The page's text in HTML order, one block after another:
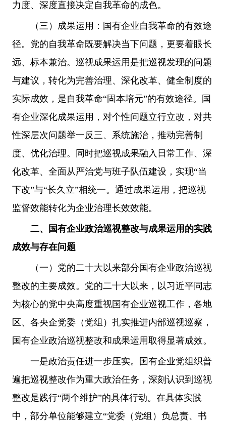
力度、深度直接决定自我革命的成色。
（三）成果运用：国有企业自我革命的有效途
径。党的自我革命既要解决当下问题，更要着眼长
远、标本兼治。巡视成果运用是把巡视发现的问题
与建议，转化为完善治理、深化改革、健全制度的
实际成效，是自我革命“固本培元”的有效途径。国
有企业深化成果运用，对个性问题立行立改，对共
性深层次问题举一反三、系统施治，推动完善制
度、优化治理。同时把巡视成果融入日常工作、深
化改革、全面从严治党与班子队伍建设，实现“当
下改”与“长久立”相统一。通过成果运用，把巡视
监督效能转化为企业治理长效效能。
二、国有企业政治巡视整改与成果运用的实践
成效与存在问题
（一）党的二十大以来部分国有企业政治巡视
整改的主要成效。党的二十大以来，以习近平同志
为核心的党中央高度重视国有企业巡视工作，各地
区、各央企党委（党组）扎实推进内部巡视巡察，
国有企业政治巡视整改和成果运用取得显著成效。
一是政治责任进一步压实。国有企业党组织普
遍把巡视整改作为重大政治任务，深刻认识到巡视
整改是践行“两个维护”的具体行动。在具体实践
中，部分单位能够建立“党委（党组）负总责、书